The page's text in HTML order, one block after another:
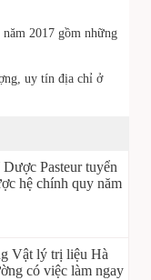
2017 gồm những
uy tín địa chỉ ở
Pasteur tuyển
hệ chính quy năm
Vật lý trị liệu Hà
có việc làm ngay